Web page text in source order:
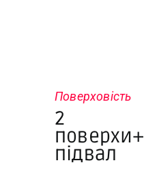
Поверховість
2
поверхи+
підвал